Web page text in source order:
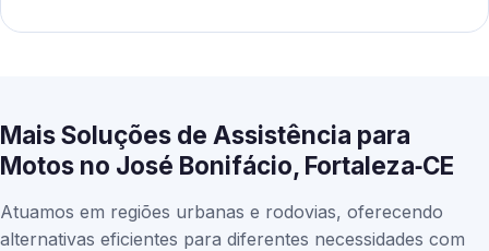
Mais Soluções de Assistência para
Motos no José Bonifácio, Fortaleza‑CE
Atuamos em regiões urbanas e rodovias, oferecendo
alternativas eficientes para diferentes necessidades com